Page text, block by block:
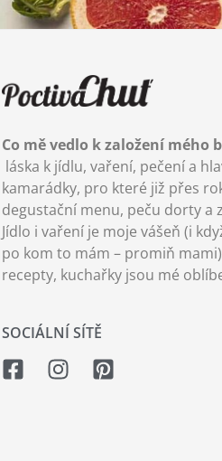
Co mě vedlo k založení mého
láska k jídlu, vaření, pečení a
kamarádky, pro které již přes
degustační menu, peču dorty a
Jídlo i vaření je moje vášeň (i
po kom to mám – promiň
recepty, kuchařky jsou mé
SOCIÁLNÍ SÍTĚ